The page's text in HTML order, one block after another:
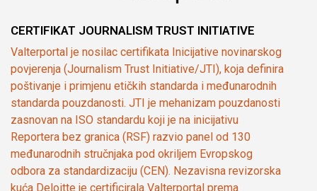
CERTIFIKAT JOURNALISM TRUST INITIATIVE
Valterportal je nosilac certifikata Inicijative novinarskog
povjerenja (Journalism Trust Initiative/JTI), koja definira
poštivanje i primjenu etičkih standarda i međunarodnih
standarda pouzdanosti. JTI je mehanizam pouzdanosti
zasnovan na ISO standardu koji je na inicijativu
Reportera bez granica (RSF) razvio panel od 130
međunarodnih stručnjaka pod okriljem Evropskog
odbora za standardizaciju (CEN). Nezavisna revizorska
kuća Deloitte je certificirala Valterportal prema